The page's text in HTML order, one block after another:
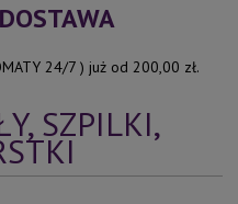
24/7 ) już od 200,00 zł.
SZPILKI,